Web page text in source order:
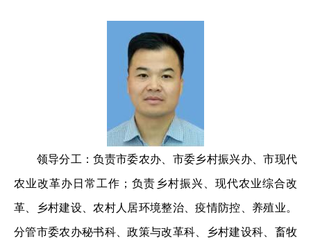
领导分工：负责市委农办、市委乡村振兴办、市现代
农业改革办日常工作；负责乡村振兴、现代农业综合改
革、乡村建设、农村人居环境整治、疫情防控、养殖业。
分管市委农办秘书科、政策与改革科、乡村建设科、畜牧